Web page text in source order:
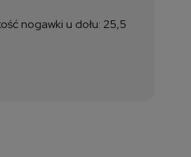
nogawki u dołu: 25,5